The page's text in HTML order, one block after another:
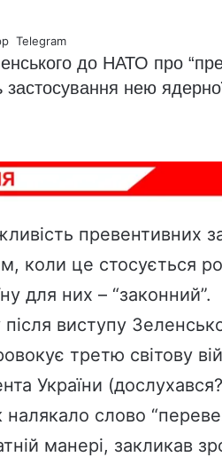
Telegram
до НАТО про
нею
превентивних
коли це стосується
для них – “законний”.
виступу
третю світову
України
слово
манері, закликав